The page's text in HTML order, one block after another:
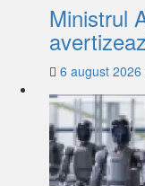
Ministrul
6 august 2026